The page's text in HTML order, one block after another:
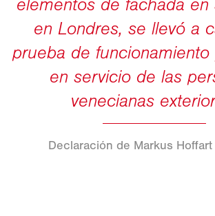
Declaración de Markus Hoffart